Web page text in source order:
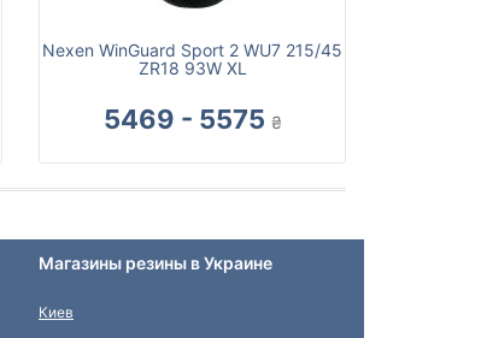
Nexen WinGuard Sport 2 WU7 215/45
ZR18 93W XL
5469 - 5575 ₴
Магазины резины в Украине
Киев